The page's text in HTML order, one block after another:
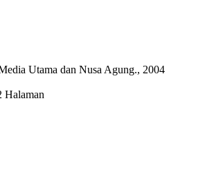
Utama dan Nusa Agung., 2004
Halaman